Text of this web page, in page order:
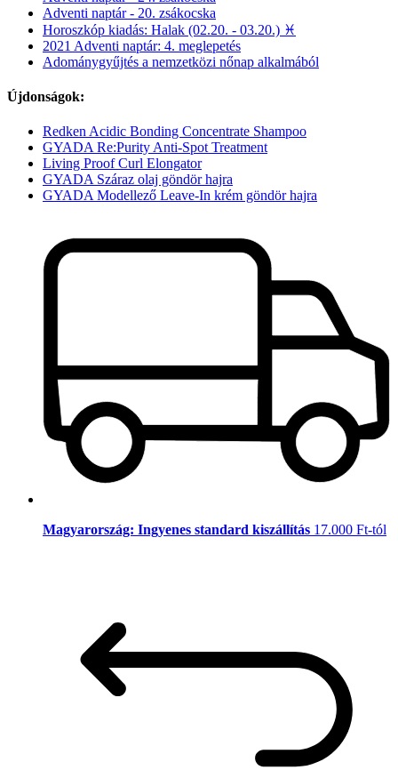
Adventi naptár - 20. zsákocska
Horoszkóp kiadás: Halak (02.20. - 03.20.) ♓
2021 Adventi naptár: 4. meglepetés
Adománygyűjtés a nemzetközi nőnap alkalmából
Újdonságok:
Redken Acidic Bonding Concentrate Shampoo
GYADA Re:Purity Anti-Spot Treatment
Living Proof Curl Elongator
GYADA Száraz olaj göndör hajra
GYADA Modellező Leave-In krém göndör hajra
Magyarország: Ingyenes standard kiszállítás 17.000 Ft-tól